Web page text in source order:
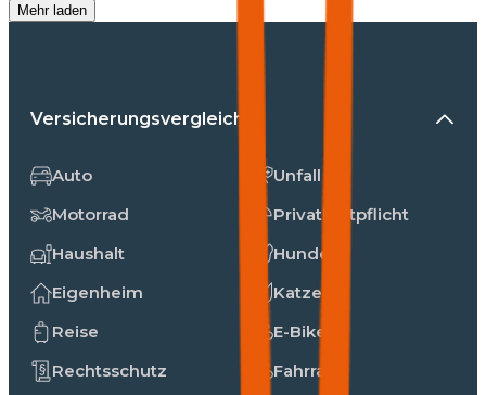
Mehr laden
Versicherungsvergleiche
Auto
Motorrad
Haushalt
Eigenheim
Reise
Rechtsschutz
Unfall
Privathaftpflicht
Hunde
Katzen
E-Bike
Fahrrad